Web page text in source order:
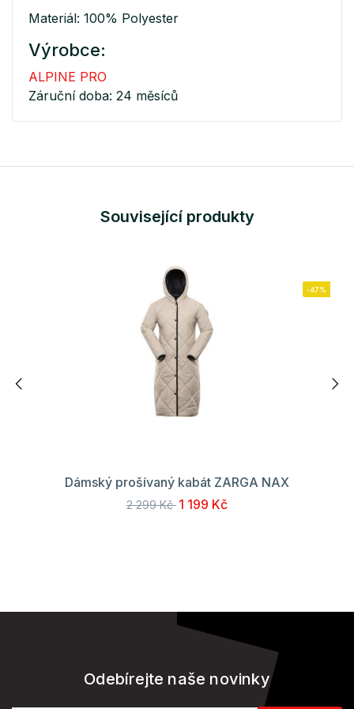
Materiál: 100% Polyester
Výrobce:
ALPINE PRO
Záruční doba: 24 měsíců
Související produkty
-47%
Dámský prošívaný kabát ZARGA NAX
2 299 Kč 1 199 Kč
Odebírejte naše novinky